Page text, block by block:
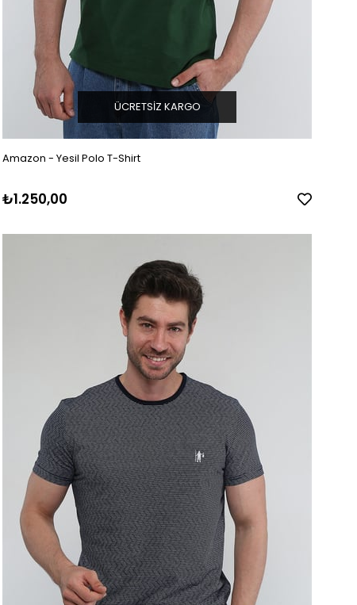
Amazon - Yesil Polo T-Shirt
₺1.250,00
ÜCRETSIZ KARGO